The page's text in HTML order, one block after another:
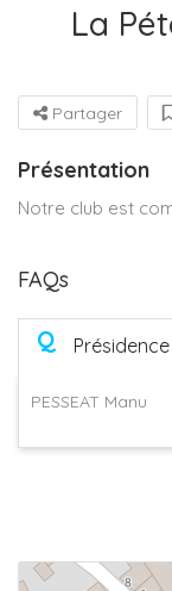
La
Partager
Présentation
Notre club est
FAQs
Q Présidence
PESSEAT Manu